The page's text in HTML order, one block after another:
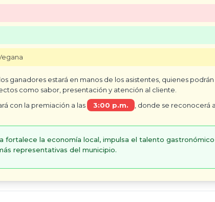
ganadores estará en manos de los asistentes, quienes
como sabor, presentación y atención al cliente.
con la premiación a las
3:00 p.m.
, donde se reconocerá
fortalece la economía local, impulsa el talento
representativas del municipio.